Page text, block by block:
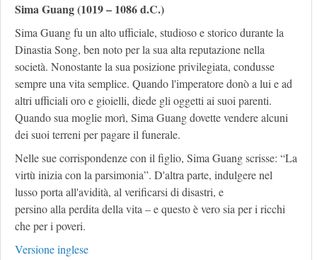
Sima Guang (1019 – 1086 d.C.)
Sima Guang fu un alto ufficiale, studioso e storico durante la
Dinastia Song, ben noto per la sua alta reputazione nella
società. Nonostante la sua posizione privilegiata, condusse
sempre una vita semplice. Quando l'imperatore donò a lui e ad
altri ufficiali oro e gioielli, diede gli oggetti ai suoi parenti.
Quando sua moglie morì, Sima Guang dovette vendere alcuni
dei suoi terreni per pagare il funerale.
Nelle sue corrispondenze con il figlio, Sima Guang scrisse: “La
virtù inizia con la parsimonia”. D'altra parte, indulgere nel
lusso porta all'avidità, al verificarsi di disastri, e
persino alla perdita della vita – e questo è vero sia per i ricchi
che per i poveri.
Versione inglese